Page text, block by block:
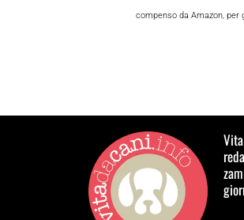
compenso da Amazon, per